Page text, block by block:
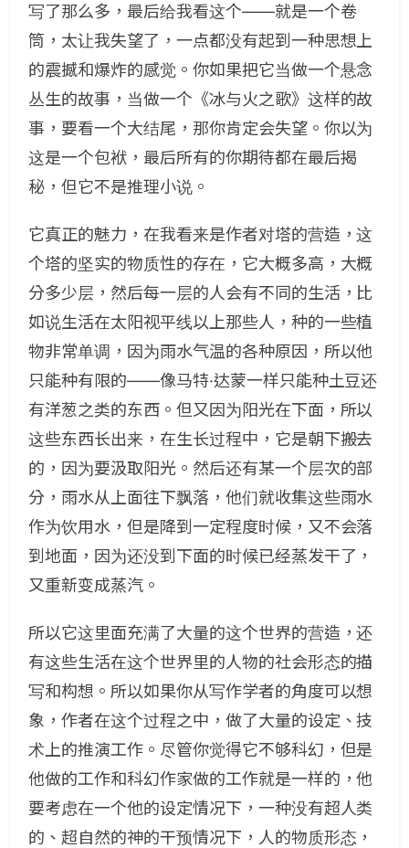
写了那么多，最后给我看这个——就是一个卷
筒，太让我失望了，一点都没有起到一种思想上
的震撼和爆炸的感觉。你如果把它当做一个悬念
丛生的故事，当做一个《冰与火之歌》这样的故
事，要看一个大结尾，那你肯定会失望。你以为
这是一个包袱，最后所有的你期待都在最后揭
秘，但它不是推理小说。
它真正的魅力，在我看来是作者对塔的营造，这
个塔的坚实的物质性的存在，它大概多高，大概
分多少层，然后每一层的人会有不同的生活，比
如说生活在太阳视平线以上那些人，种的一些植
物非常单调，因为雨水气温的各种原因，所以他
只能种有限的——像马特·达蒙一样只能种土豆还
有洋葱之类的东西。但又因为阳光在下面，所以
这些东西长出来，在生长过程中，它是朝下搬去
的，因为要汲取阳光。然后还有某一个层次的部
分，雨水从上面往下飘落，他们就收集这些雨水
作为饮用水，但是降到一定程度时候，又不会落
到地面，因为还没到下面的时候已经蒸发干了，
又重新变成蒸汽。
所以它这里面充满了大量的这个世界的营造，还
有这些生活在这个世界里的人物的社会形态的描
写和构想。所以如果你从写作学者的角度可以想
象，作者在这个过程之中，做了大量的设定、技
术上的推演工作。尽管你觉得它不够科幻，但是
他做的工作和科幻作家做的工作就是一样的，他
要考虑在一个他的设定情况下，一种没有超人类
的、超自然的神的干预情况下，人的物质形态，